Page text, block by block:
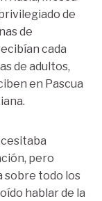
de
de
cada
de adultos,
en Pascua
pero
sobre todo los
hablar de la